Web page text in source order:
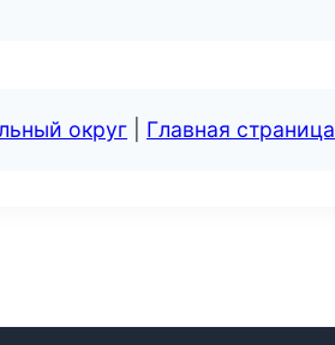
округ Главная страница